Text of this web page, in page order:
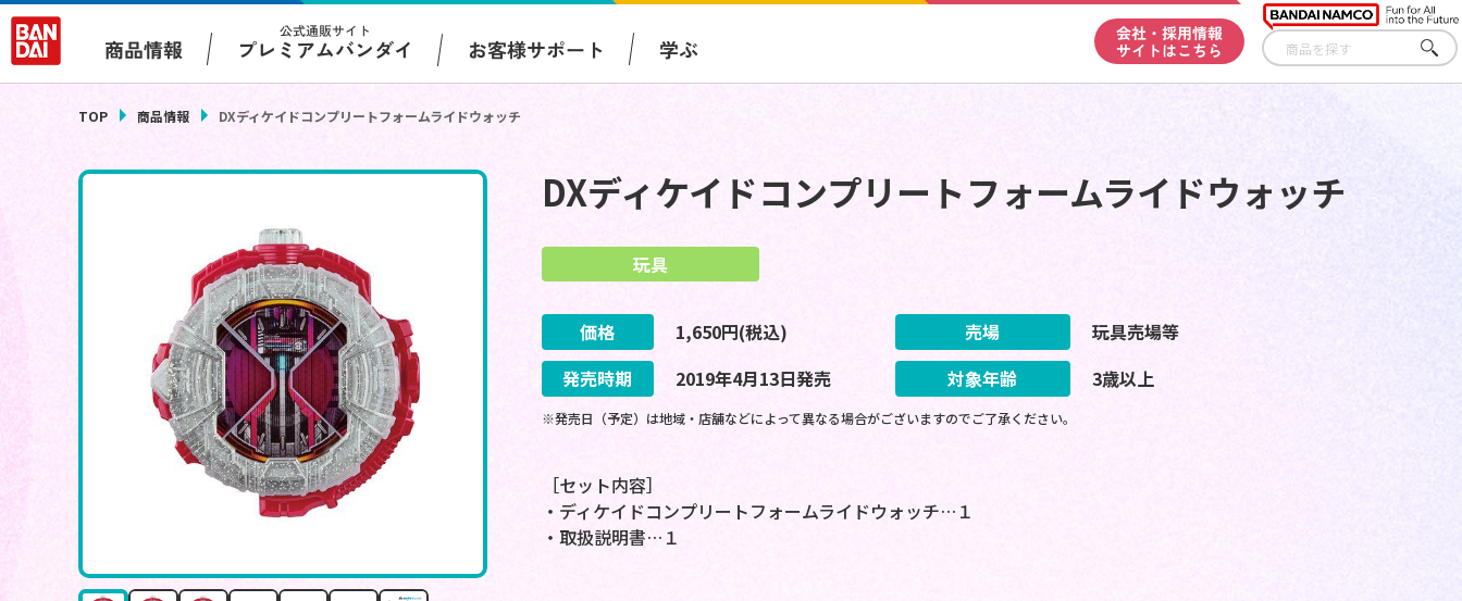
商品情報
公式通販サイト
プレミアムバンダイ お客様サポート 学ぶ
会社・採用情報
サイトはこちら
さが
す
TOP 商品情報 DXディケイドコンプリートフォームライドウォッチ
DXディケイドコンプリートフォームライドウォッチ
玩具
価格 1,650円(税込) 売場
玩具売場等
発売時期
2019年4月13日発売 対象年齢 3歳以上
※発売日（予定）は地域・店舗などによって異なる場合がございますのでご了承ください。
［セット内容］
・ディケイドコンプリートフォームライドウォッチ…１
・取扱説明書…１